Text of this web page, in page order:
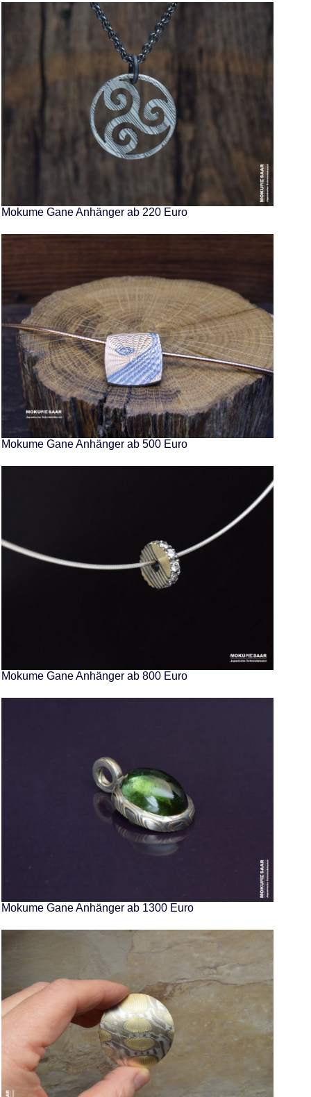
Mokume Gane Anhänger ab 220 Euro
Mokume Gane Anhänger ab 500 Euro
Mokume Gane Anhänger ab 800 Euro
Mokume Gane Anhänger ab 1300 Euro